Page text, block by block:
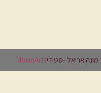
אריאל -סטודיוMoonArt